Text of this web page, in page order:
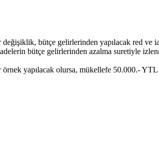
değişiklik, bütçe gelirlerinden yapılacak red
bütçe gelirlerinden azalma suretiyle
yapılacak olursa, mükellefe 50.000.-